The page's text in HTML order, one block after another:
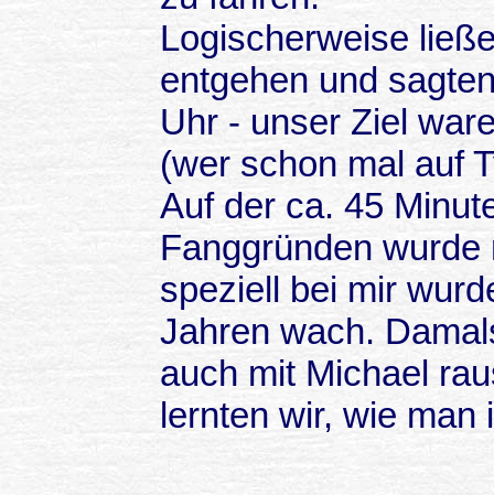
Logischerweise
entgehen und
Uhr - unser Ziel
(wer schon mal auf
Auf der ca. 45
Fanggründen
speziell bei mir
Jahren wach.
auch mit Michael
lernten wir, wie